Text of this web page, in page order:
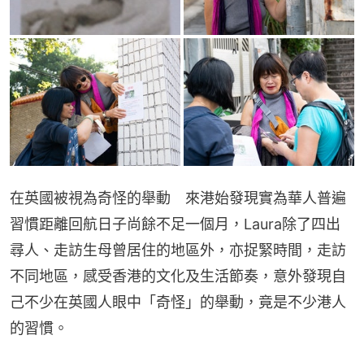
在英國被視為奇怪的舉動　來港始發現實為華人普遍
習慣距離回航日子尚餘不足一個月，Laura除了四出
尋人、走訪生母曾居住的地區外，亦捉緊時間，走訪
不同地區，感受香港的文化及生活節奏，意外發現自
己不少在英國人眼中「奇怪」的舉動，竟是不少港人
的習慣。